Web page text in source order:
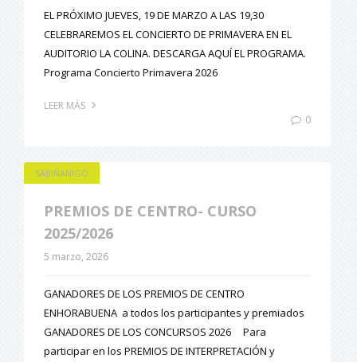
EL PRÓXIMO JUEVES, 19 DE MARZO A LAS 19,30
CELEBRAREMOS EL CONCIERTO DE PRIMAVERA EN EL
AUDITORIO LA COLINA. DESCARGA AQUÍ EL PROGRAMA.
Programa Concierto Primavera 2026
LEER MÁS
0
SABIÑANIGO
PREMIOS DE CENTRO- CURSO
2025/2026
5 marzo, 2026
GANADORES DE LOS PREMIOS DE CENTRO
ENHORABUENA a todos los participantes y premiados
GANADORES DE LOS CONCURSOS 2026 Para
participar en los PREMIOS DE INTERPRETACIÓN y